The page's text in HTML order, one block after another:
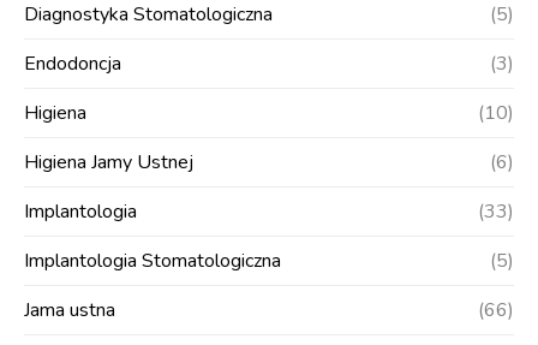
Diagnostyka Stomatologiczna
(5)
Endodoncja
(3)
Higiena
(10)
Higiena Jamy Ustnej
(6)
Implantologia
(33)
Implantologia Stomatologiczna
(5)
Jama ustna
(66)